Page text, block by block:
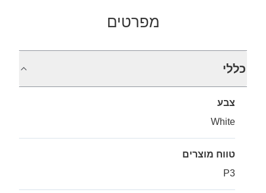
מפרטים
כללי
צבע
White
טווח מוצרים
P3